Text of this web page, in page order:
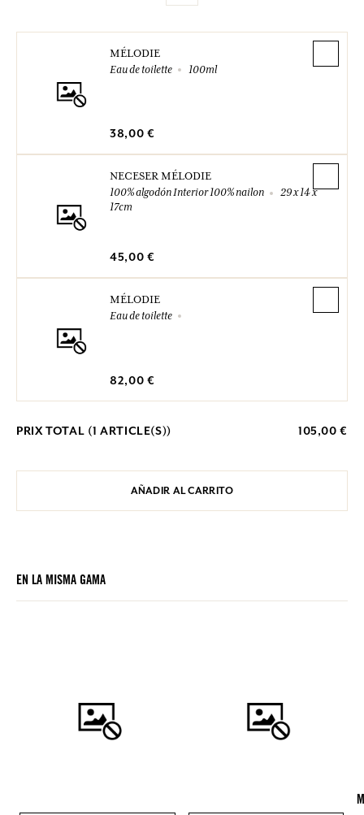
MÉLODIE
Eau de toilette
100ml
38,00 €
NECESER MÉLODIE
100% algodón Interior 100% nailon
29 x 14 x
17cm
45,00 €
MÉLODIE
Eau de toilette
82,00 €
PRIX TOTAL (1 ARTICLE(S)) 105,00 €
AÑADIR AL CARRITO
EN LA MISMA GAMA